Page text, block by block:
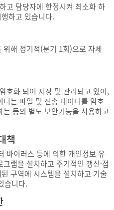
고 담당자에 한정시켜 최소화 하
하고 있습니다.
해 정기적(분기 1회)으로 자체
호화 되어 저장 및 관리되고 있어,
는 파일 및 전송 데이터를 암호
등의 별도 보안기능을 사용하고
책
바이러스 등에 의한 개인정보 유
램을 설치하고 주기적인 갱신·점
구역에 시스템을 설치하고 기술
습니다.